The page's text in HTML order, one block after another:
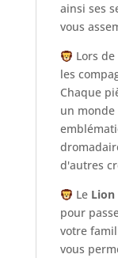
ainsi ses
vous
Lors
les
Chaque
un monde
d'autres
Le Lion
pour
votre
vous